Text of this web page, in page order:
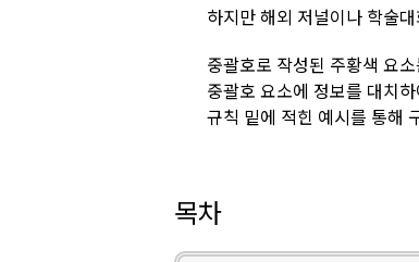
하지만 해외 저널이나 학술
중괄호로 작성된 주황색 요
중괄호 요소에 정보를 대치
규칙 밑에 적힌 예시를 통해
목차